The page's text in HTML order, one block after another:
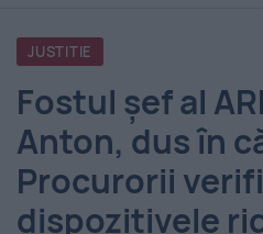
România
-
Evenimentul
Zilei
JUSTITIE
Fostul șef al
Anton, dus în
Procurorii
dispozitivele